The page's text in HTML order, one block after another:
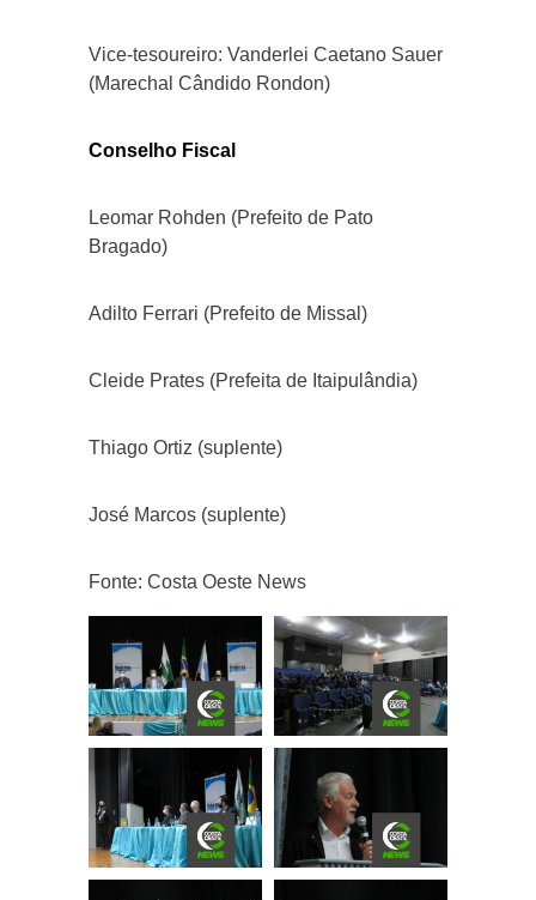
Vice-tesoureiro: Vanderlei Caetano Sauer
(Marechal Cândido Rondon)
Conselho Fiscal
Leomar Rohden (Prefeito de Pato
Bragado)
Adilto Ferrari (Prefeito de Missal)
Cleide Prates (Prefeita de Itaipulândia)
Thiago Ortiz (suplente)
José Marcos (suplente)
Fonte: Costa Oeste News